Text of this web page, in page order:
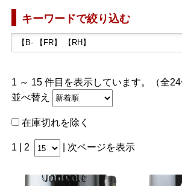
キーワードで絞り込む
1 ～ 15 件目を表示しています。（全24
並べ替え
在庫切れを除く
1 | 2 次ページを表示